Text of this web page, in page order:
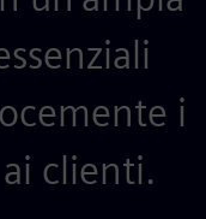
i
clienti.